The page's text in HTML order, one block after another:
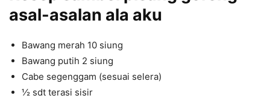
asal-asalan ala aku
Bawang merah 10 siung
Bawang putih 2 siung
Cabe segenggam (sesuai selera)
½ sdt terasi sisir